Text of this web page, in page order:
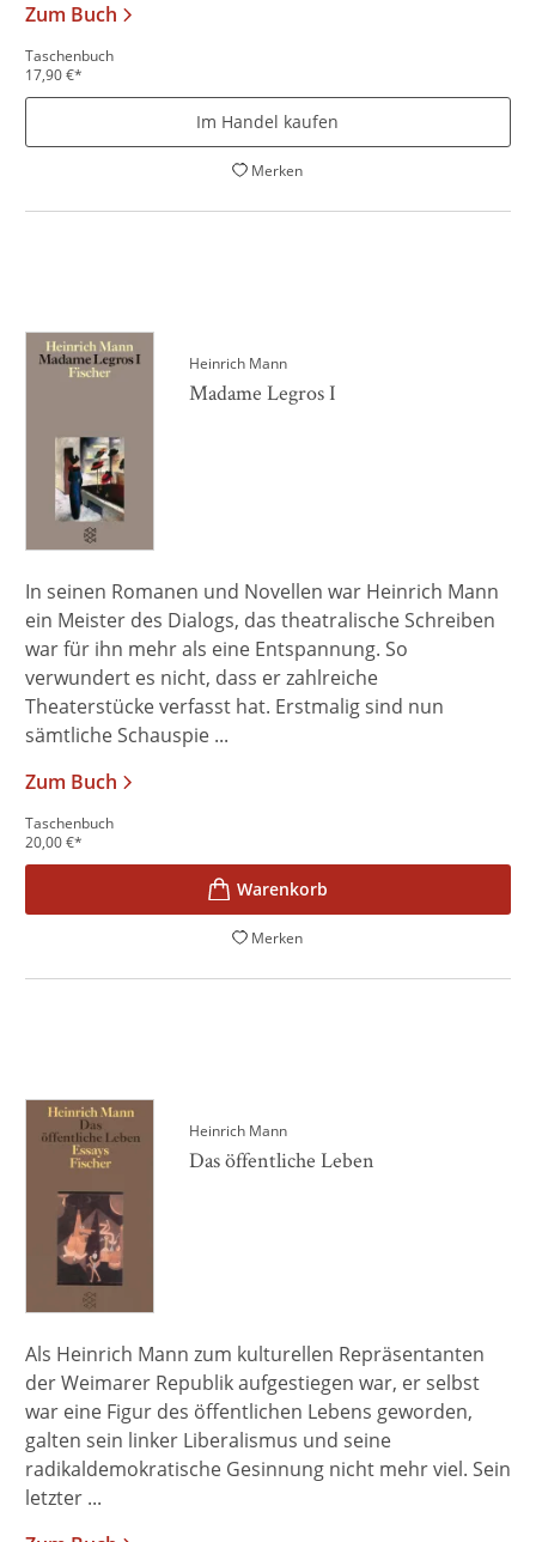
Zum Buch
Taschenbuch
17,90€*
Im Handel kaufen
Merken
Heinrich Mann
Madame Legros I
In seinen Romanen und Novellen war Heinrich Mann
ein Meister des Dialogs, das theatralische Schreiben
war für ihn mehr als eine Entspannung. So
verwundert es nicht, dass er zahlreiche
Theaterstücke verfasst hat. Erstmalig sind nun
sämtliche Schauspie ...
Zum Buch
Taschenbuch
20,00€*
Merken
Heinrich Mann
Das öffentliche Leben
Als Heinrich Mann zum kulturellen Repräsentanten
der Weimarer Republik aufgestiegen war, er selbst
war eine Figur des öffentlichen Lebens geworden,
galten sein linker Liberalismus und seine
radikaldemokratische Gesinnung nicht mehr viel. Sein
letzter ...